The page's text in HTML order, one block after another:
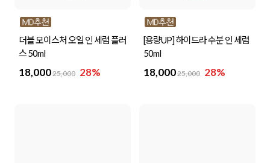
더블 모이스처 오일 인 세럼 플러
스 50ml
18,00025,000 28%
[용량UP] 하이드라 수분 인 세럼
50ml
18,00025,000 28%